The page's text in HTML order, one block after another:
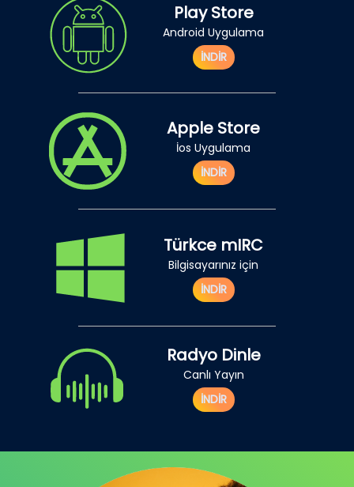
Play Store
Android Uygulama
İNDİR
Apple Store
İos Uygulama
İNDİR
Türkce mIRC
Bilgisayarınız için
İNDİR
Radyo Dinle
Canlı Yayın
İNDİR